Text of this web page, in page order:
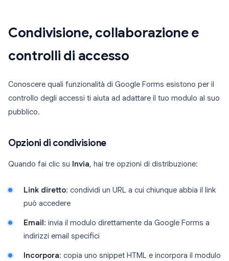
Condivisione, collaborazione e
controlli di accesso
Conoscere quali funzionalità di Google Forms esistono per il
controllo degli accessi ti aiuta ad adattare il tuo modulo al suo
pubblico.
Opzioni di condivisione
Quando fai clic su Invia, hai tre opzioni di distribuzione:
Link diretto: condividi un URL a cui chiunque abbia il link
può accedere
Email : invia il modulo direttamente da Google Forms a
indirizzi email specifici
Incorpora: copia uno snippet HTML e incorpora il modulo